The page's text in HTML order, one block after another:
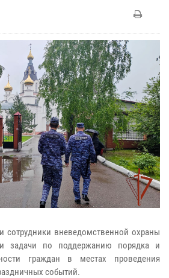
сотрудники вневедомственной охраны
задачи по поддержанию порядка и
граждан в местах проведения
событий.